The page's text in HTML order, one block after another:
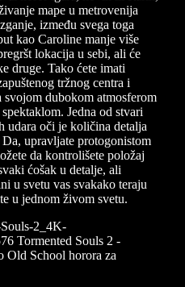
mape u metrovenija
između svega toga
kao Caroline manje više
lokacija u sebi, ali će
druge. Tako ćete imati
tržnog centra i
svojom dubokom atmosferom
Jedna od stvari
udara oči je količina detalja
upravljate protogonistom
da kontrolišete položaj
ćošak u detalje, ali
u svetu vas svakako teraju
u jednom živom svetu.